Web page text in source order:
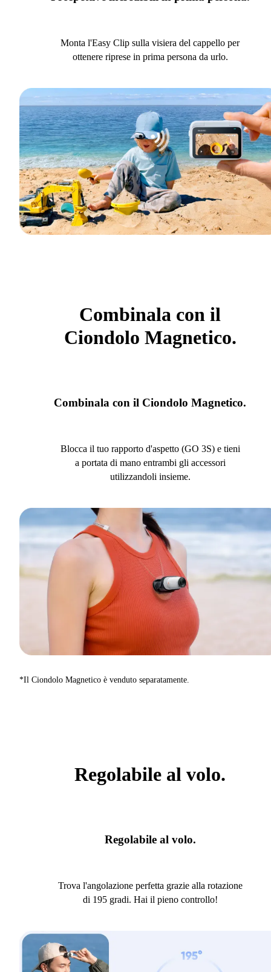
Monta l'Easy Clip sulla visiera del cappello per
ottenere riprese in prima persona da urlo.
Combinala con il
Ciondolo Magnetico.
Combinala con il Ciondolo Magnetico.
Blocca il tuo rapporto d'aspetto (GO 3S) e tieni
a portata di mano entrambi gli accessori
utilizzandoli insieme.
*Il Ciondolo Magnetico è venduto separatamente.
Regolabile al volo.
Regolabile al volo.
Trova l'angolazione perfetta grazie alla rotazione
di 195 gradi. Hai il pieno controllo!